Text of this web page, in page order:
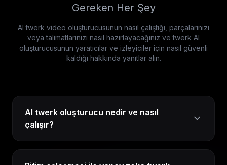
Gereken Her Şey
AI twerk video oluşturucusunun nasıl çalıştığı, parçalarınızı
veya talimatlarınızı nasıl hazırlayacağınız ve twerk AI
oluşturucusunun yaratıcılar ve izleyiciler için nasıl güvenli
kaldığı hakkında yanıtlar alın.
AI twerk oluşturucu nedir ve nasıl
çalışır?